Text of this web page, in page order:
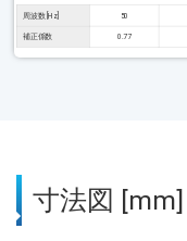
周波数 [Hz] 50
補正係数 0.77
寸法図 [mm]